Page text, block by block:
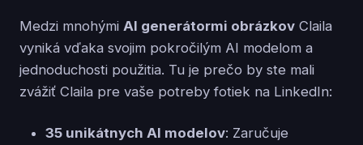
Medzi mnohými AI generátormi obrázkov Claila
vyniká vďaka svojim pokročilým AI modelom a
jednoduchosti použitia. Tu je prečo by ste mali
zvážiť Claila pre vaše potreby fotiek na LinkedIn:
35 unikátnych AI modelov: Zaručuje